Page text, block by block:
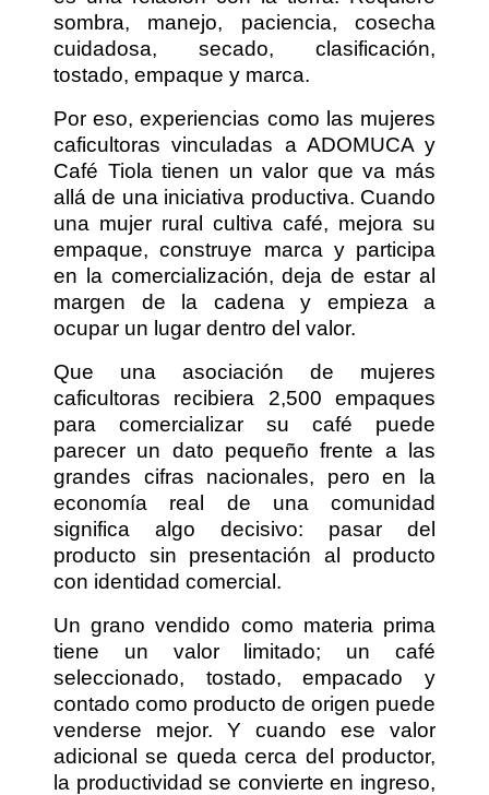
sombra, manejo, paciencia, cosecha
cuidadosa, secado, clasificación,
tostado, empaque y marca.
Por eso, experiencias como las mujeres
caficultoras vinculadas a ADOMUCA y
Café Tiola tienen un valor que va más
allá de una iniciativa productiva. Cuando
una mujer rural cultiva café, mejora su
empaque, construye marca y participa
en la comercialización, deja de estar al
margen de la cadena y empieza a
ocupar un lugar dentro del valor.
Que una asociación de mujeres
caficultoras recibiera 2,500 empaques
para comercializar su café puede
parecer un dato pequeño frente a las
grandes cifras nacionales, pero en la
economía real de una comunidad
significa algo decisivo: pasar del
producto sin presentación al producto
con identidad comercial.
Un grano vendido como materia prima
tiene un valor limitado; un café
seleccionado, tostado, empacado y
contado como producto de origen puede
venderse mejor. Y cuando ese valor
adicional se queda cerca del productor,
la productividad se convierte en ingreso,